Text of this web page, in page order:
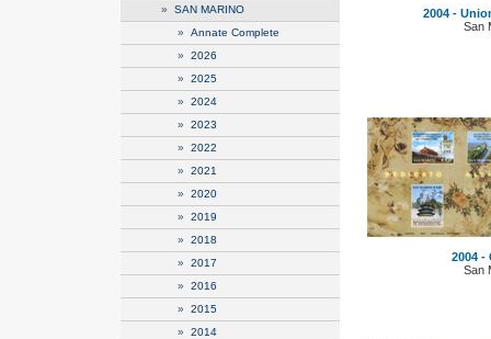
» SAN MARINO
» Annate Complete
» 2026
» 2025
» 2024
» 2023
» 2022
» 2021
» 2020
» 2019
» 2018
» 2017
» 2016
» 2015
» 2014
2004 -
San
2004 -
San